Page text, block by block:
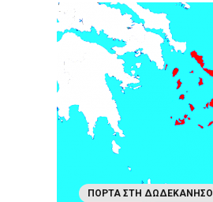
ΠΌΡΤΑ ΣΤΗ ΔΩΔΕΚΆΝΗΣΟ